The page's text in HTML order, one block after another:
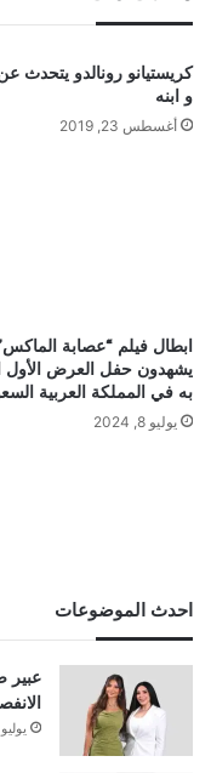
كريستيانو رونالدو يتحدث
و ابنه
أغسطس 23, 2019
ابطال فيلم “عصابة
يشهدون حفل العرض الأول
به في المملكة العربية
يوليو 8, 2024
احدث الموضوعات
عبير
يوليو 18, 2026